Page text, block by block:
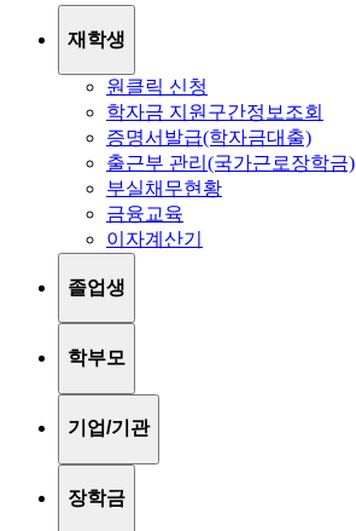
재학생
원클릭 신청
학자금 지원구간정보조회
증명서발급(학자금대출)
출근부 관리(국가근로장학금)
부실채무현황
금융교육
이자계산기
졸업생
학부모
기업/기관
장학금